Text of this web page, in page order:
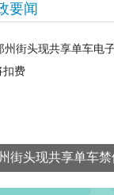
要闻
街头现共享单车禁